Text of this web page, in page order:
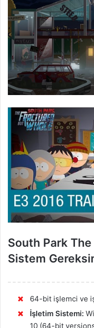
South Park
Sistem
64-bit işlemci ve
İşletim Sistemi:
10 (64-bit